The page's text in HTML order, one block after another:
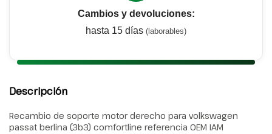
Cambios y devoluciones:
hasta 15 días (laborables)
Descripción
Recambio de soporte motor derecho para volkswagen
passat berlina (3b3) comfortline referencia OEM IAM